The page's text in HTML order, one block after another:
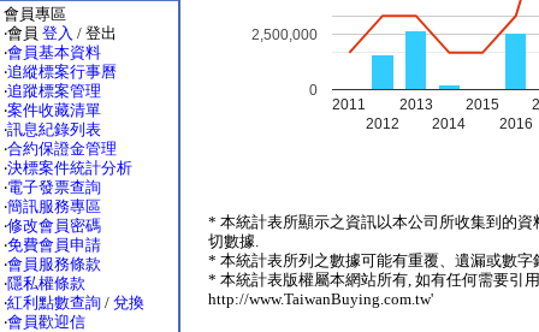
會員專區
‧會員 登入 / 登出
‧會員基本資料
‧追縱標案行事曆
‧追蹤標案管理
‧案件收藏清單
‧訊息紀錄列表
‧合約保證金管理
‧決標案件統計分析
‧電子發票查詢
‧簡訊服務專區
‧修改會員密碼
‧免費會員申請
‧會員服務條款
‧隱私權條款
‧紅利點數查詢 / 兌換
‧會員歡迎信
2011
2012
2013
2014
2015
2016
0
2,500,000
* 本統計表所顯示之資訊以本公司所收集到的
切數據.
* 本統計表所列之數據可能有重覆、遺漏或數
* 本統計表版權屬本網站所有, 如有任何需要引
http://www.TaiwanBuying.com.tw'